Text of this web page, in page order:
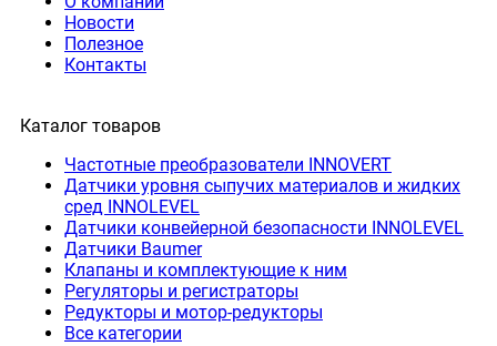
Новости
Полезное
Контакты
Каталог товаров
Частотные преобразователи INNOVERT
Датчики уровня сыпучих материалов и жидких
сред INNOLEVEL
Датчики конвейерной безопасности INNOLEVEL
Датчики Baumer
Клапаны и комплектующие к ним
Регуляторы и регистраторы
Редукторы и мотор-редукторы
Все категории